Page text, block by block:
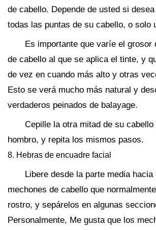
de cabello. Depende de usted si
todas las puntas de su cabello, o solo
Es importante que varíe el grosor
de cabello al que se aplica el tinte, y
de vez en cuando más alto y otras
Esto se verá mucho más natural y
verdaderos peinados de balayage.
Cepille la otra mitad de su
hombro, y repita los mismos pasos.
8. Hebras de encuadre facial
Libere desde la parte media hacia
mechones de cabello que
rostro, y sepárelos en algunas
Personalmente, Me gusta que los